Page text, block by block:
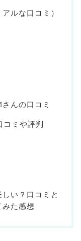
ルな口コミ）
んの口コミ
ミや評判
い？口コミと
た感想